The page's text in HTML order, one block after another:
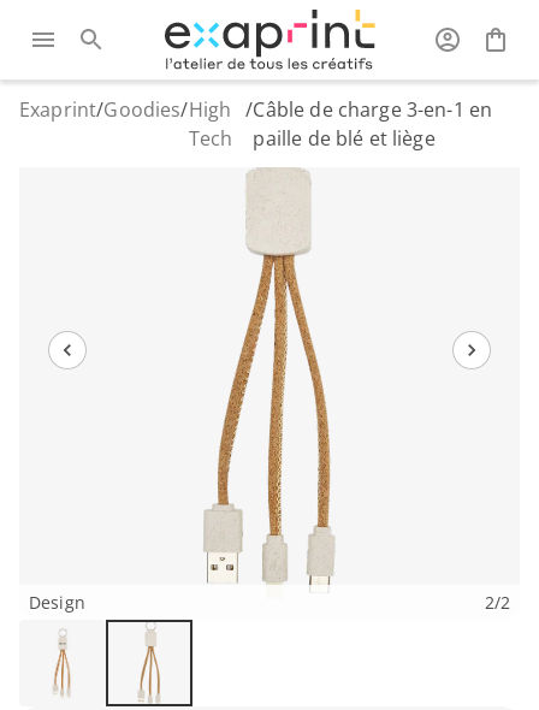
Exaprint/Goodies/High
Tech
/Câble de charge 3-en-1 en
paille de blé et liège
Design 2/2